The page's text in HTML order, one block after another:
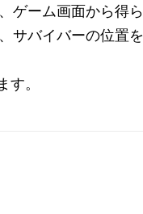
ゲーム画面から得ら
サバイバーの位置を
。